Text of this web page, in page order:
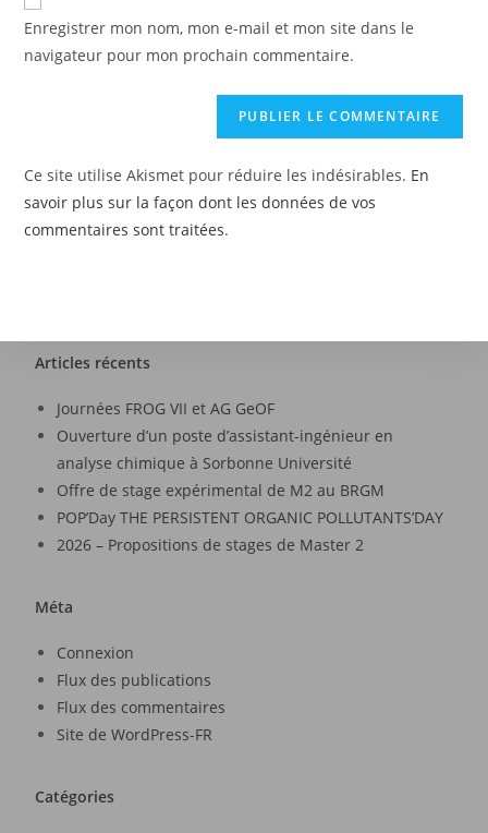
Enregistrer mon nom, mon e-mail et mon site dans le
navigateur pour mon prochain commentaire.
Ce site utilise Akismet pour réduire les indésirables. En
savoir plus sur la façon dont les données de vos
commentaires sont traitées.
Articles récents
Journées FROG VII et AG GeOF
Ouverture d’un poste d’assistant-ingénieur en
analyse chimique à Sorbonne Université
Offre de stage expérimental de M2 au BRGM
POP’Day THE PERSISTENT ORGANIC POLLUTANTS’DAY
2026 – Propositions de stages de Master 2
Méta
Connexion
Flux des publications
Flux des commentaires
Site de WordPress-FR
Catégories